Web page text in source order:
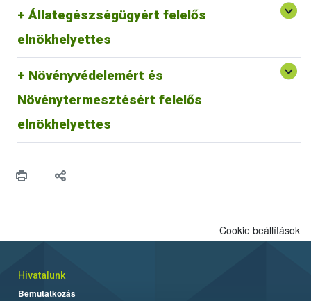
Állategészségügyért felelős
elnökhelyettes
Növényvédelemért és
Növénytermesztésért felelős
elnökhelyettes
Cookie beállítások
Hivatalunk
Bemutatkozás